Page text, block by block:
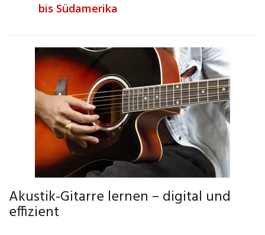
bis Südamerika
Akustik-Gitarre lernen – digital und
effizient